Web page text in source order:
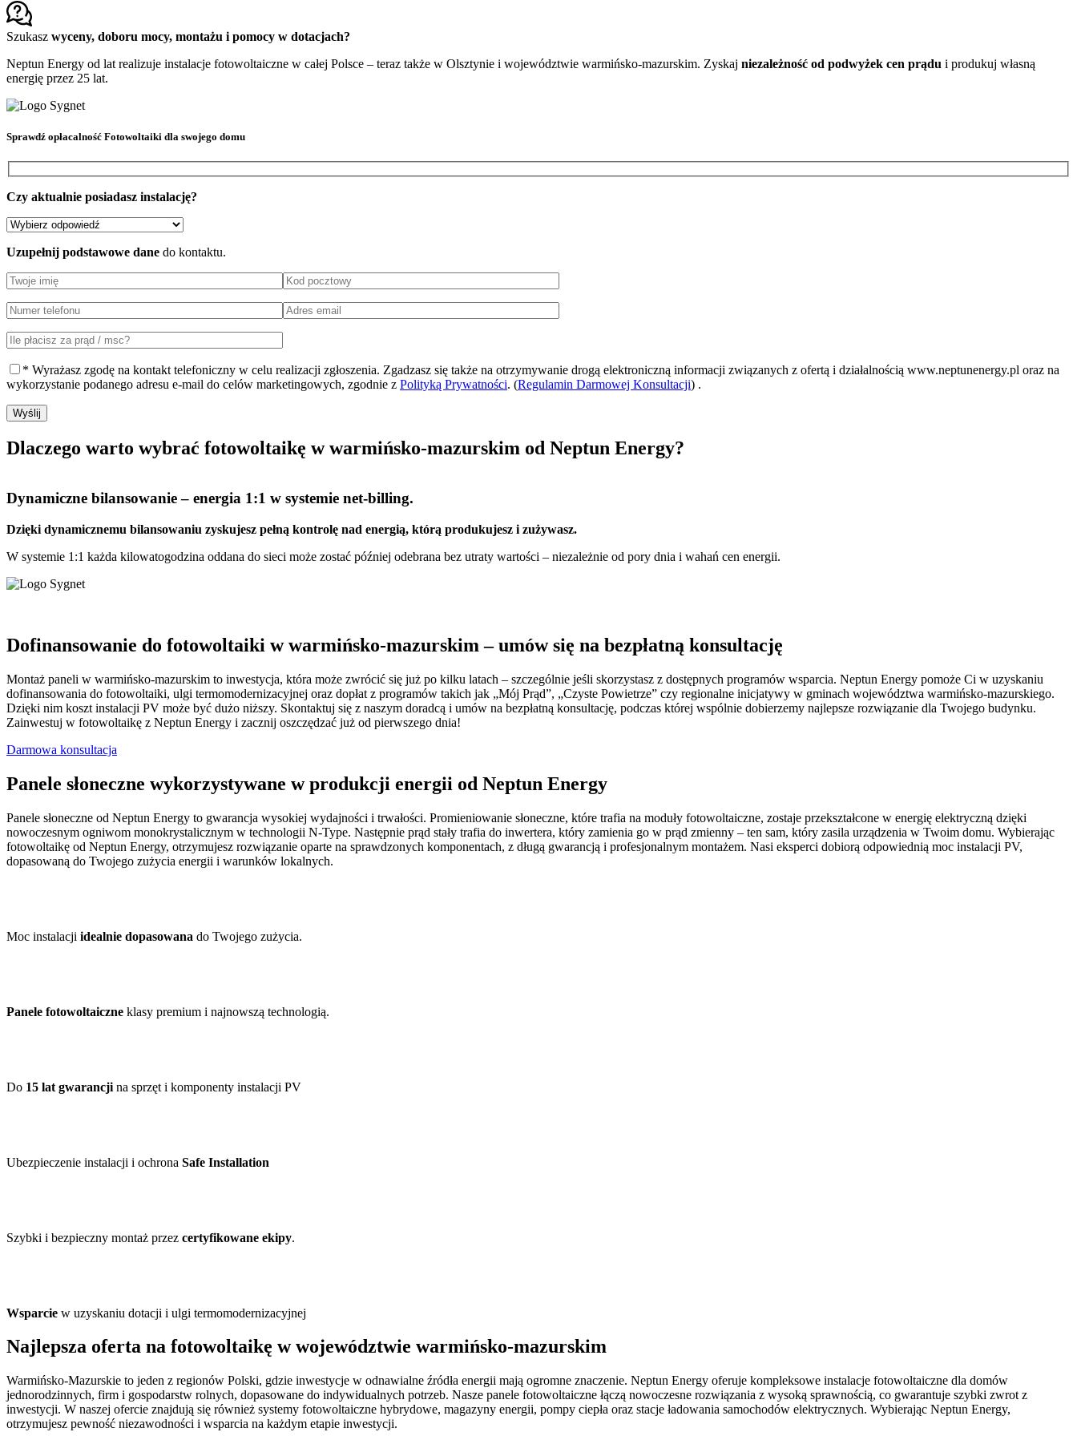
Szukasz wyceny, doboru mocy, montażu i pomocy w dotacjach?
Neptun Energy od lat realizuje instalacje fotowoltaiczne w całej Polsce – teraz także w Olsztynie i województwie warmińsko-mazurskim. Zyskaj niezależność od podwyżek cen prądu i produkuj własną
energię przez 25 lat.
Sprawdź opłacalność Fotowoltaiki dla swojego domu
Czy aktualnie posiadasz instalację?
Uzupełnij podstawowe dane do kontaktu.
* Wyrażasz zgodę na kontakt telefoniczny w celu realizacji zgłoszenia. Zgadzasz się także na otrzymywanie drogą elektroniczną informacji związanych z ofertą i działalnością www.neptunenergy.pl oraz na
wykorzystanie podanego adresu e-mail do celów marketingowych, zgodnie z Polityką Prywatności. (Regulamin Darmowej Konsultacji) .
Wyślij
Dlaczego warto wybrać fotowoltaikę w warmińsko-mazurskim od Neptun Energy?
Dynamiczne bilansowanie– energia 1:1 w systemie net-billing.
Dzięki dynamicznemu bilansowaniu zyskujesz pełną kontrolę nad energią, którą produkujesz i zużywasz.
W systemie 1:1 każda kilowatogodzina oddana do sieci może zostać później odebrana bez utraty wartości – niezależnie od pory dnia i wahań cen energii.
Dofinansowanie do fotowoltaiki w warmińsko-mazurskim – umów się na bezpłatną konsultację
Montaż paneli w warmińsko-mazurskim to inwestycja, która może zwrócić się już po kilku latach – szczególnie jeśli skorzystasz z dostępnych programów wsparcia. Neptun Energy pomoże Ci w uzyskaniu
dofinansowania do fotowoltaiki, ulgi termomodernizacyjnej oraz dopłat z programów takich jak „Mój Prąd”, „Czyste Powietrze” czy regionalne inicjatywy w gminach województwa warmińsko-mazurskiego.
Dzięki nim koszt instalacji PV może być dużo niższy. Skontaktuj się z naszym doradcą i umów na bezpłatną konsultację, podczas której wspólnie dobierzemy najlepsze rozwiązanie dla Twojego budynku.
Zainwestuj w fotowoltaikę z Neptun Energy i zacznij oszczędzać już od pierwszego dnia!
Darmowa konsultacja
Panele słoneczne wykorzystywane w produkcji energii od Neptun Energy
Panele słoneczne od Neptun Energy to gwarancja wysokiej wydajności i trwałości. Promieniowanie słoneczne, które trafia na moduły fotowoltaiczne, zostaje przekształcone w energię elektryczną dzięki
nowoczesnym ogniwom monokrystalicznym w technologii N-Type. Następnie prąd stały trafia do inwertera, który zamienia go w prąd zmienny – ten sam, który zasila urządzenia w Twoim domu. Wybierając
fotowoltaikę od Neptun Energy, otrzymujesz rozwiązanie oparte na sprawdzonych komponentach, z długą gwarancją i profesjonalnym montażem. Nasi eksperci dobiorą odpowiednią moc instalacji PV,
dopasowaną do Twojego zużycia energii i warunków lokalnych.
Moc instalacji idealnie dopasowana do Twojego zużycia.
Panele fotowoltaiczne klasy premium i najnowszą technologią.
Do 15 lat gwarancji na sprzęt i komponenty instalacji PV
Ubezpieczenie instalacji i ochrona Safe Installation
Szybki i bezpieczny montaż przez certyfikowane ekipy.
Wsparcie w uzyskaniu dotacji i ulgi termomodernizacyjnej
Najlepsza oferta na fotowoltaikę w województwie warmińsko-mazurskim
Warmińsko-Mazurskie to jeden z regionów Polski, gdzie inwestycje w odnawialne źródła energii mają ogromne znaczenie. Neptun Energy oferuje kompleksowe instalacje fotowoltaiczne dla domów
jednorodzinnych, firm i gospodarstw rolnych, dopasowane do indywidualnych potrzeb. Nasze panele fotowoltaiczne łączą nowoczesne rozwiązania z wysoką sprawnością, co gwarantuje szybki zwrot z
inwestycji. W naszej ofercie znajdują się również systemy fotowoltaiczne hybrydowe, magazyny energii, pompy ciepła oraz stacje ładowania samochodów elektrycznych. Wybierając Neptun Energy,
otrzymujesz pewność niezawodności i wsparcia na każdym etapie inwestycji.